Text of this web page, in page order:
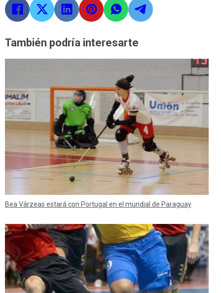
También podría interesarte
Bea Várzeas estará con Portugal en el mundial de Paraguay